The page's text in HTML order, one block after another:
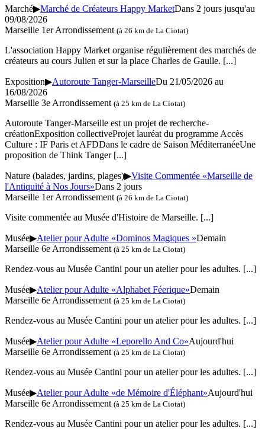
Marché▶Marché de Créateurs Happy MarketDans 2 jours jusqu'au
09/08/2026
Marseille 1er Arrondissement (à 26 km de La Ciotat)
L'association Happy Market organise régulièrement des marchés de
créateurs au cours Julien et sur la place Charles de Gaulle. [...]
Exposition▶Autoroute Tanger-MarseilleDu 21/05/2026 au
16/08/2026
Marseille 3e Arrondissement (à 25 km de La Ciotat)
Autoroute Tanger-Marseille est un projet de recherche-
créationExposition collectiveProjet lauréat du programme Accès
Culture : IF Paris et AFDDans le cadre de Saison MéditerranéeUne
proposition de Think Tanger [...]
Nature (balades, jardins, plages)▶Visite Commentée «Marseille de
l'Antiquité à Nos Jours»Dans 2 jours
Marseille 1er Arrondissement (à 26 km de La Ciotat)
Visite commentée au Musée d'Histoire de Marseille. [...]
Musée▶Atelier pour Adulte «Dominos Magiques »Demain
Marseille 6e Arrondissement (à 25 km de La Ciotat)
Rendez-vous au Musée Cantini pour un atelier pour les adultes. [...]
Musée▶Atelier pour Adulte «Alphabet Féerique»Demain
Marseille 6e Arrondissement (à 25 km de La Ciotat)
Rendez-vous au Musée Cantini pour un atelier pour les adultes. [...]
Musée▶Atelier pour Adulte «Leporello And Co»Aujourd'hui
Marseille 6e Arrondissement (à 25 km de La Ciotat)
Rendez-vous au Musée Cantini pour un atelier pour les adultes. [...]
Musée▶Atelier pour Adulte «de Mémoire d'Éléphant»Aujourd'hui
Marseille 6e Arrondissement (à 25 km de La Ciotat)
Rendez-vous au Musée Cantini pour un atelier pour les adultes. [...]